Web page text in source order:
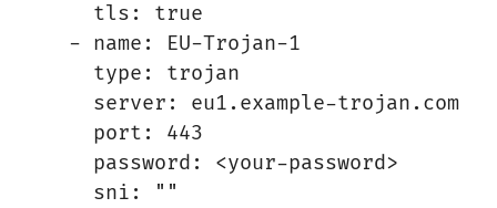
    tls: true
  - name: EU-Trojan-1
    type: trojan
    server: eu1.example-trojan.com
    port: 443
    password: <your-password>
    sni: ""